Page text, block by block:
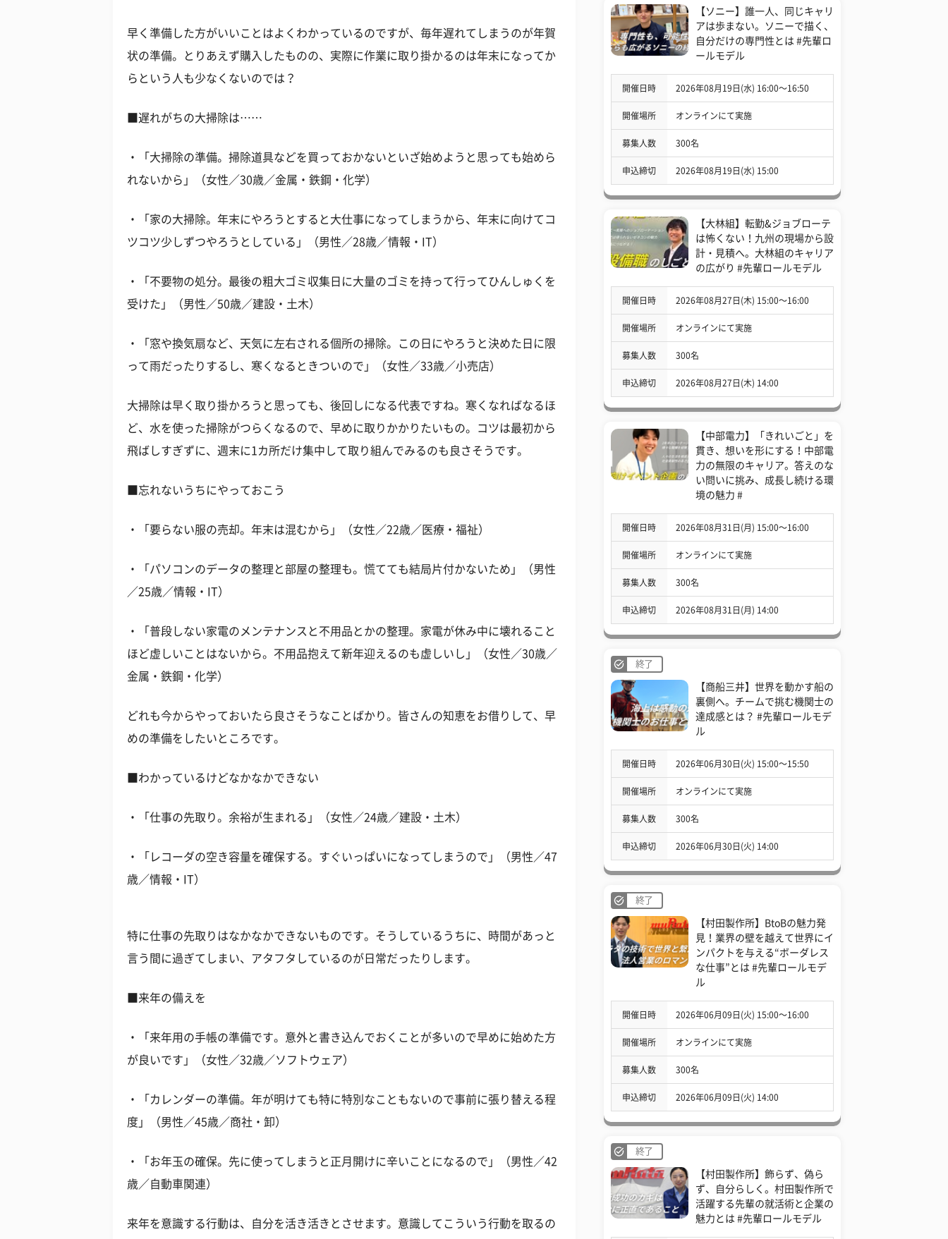
早く準備した方がいいことはよくわかっているのですが、毎年遅れてしまうのが年賀
状の準備。とりあえず購入したものの、実際に作業に取り掛かるのは年末になってか
らという人も少なくないのでは？
■遅れがちの大掃除は……
・「大掃除の準備。掃除道具などを買っておかないといざ始めようと思っても始めら
れないから」（女性／30歳／金属・鉄鋼・化学）
・「家の大掃除。年末にやろうとすると大仕事になってしまうから、年末に向けてコ
ツコツ少しずつやろうとしている」（男性／28歳／情報・IT）
・「不要物の処分。最後の粗大ゴミ収集日に大量のゴミを持って行ってひんしゅくを
受けた」（男性／50歳／建設・土木）
・「窓や換気扇など、天気に左右される個所の掃除。この日にやろうと決めた日に限
って雨だったりするし、寒くなるときついので」（女性／33歳／小売店）
大掃除は早く取り掛かろうと思っても、後回しになる代表ですね。寒くなればなるほ
ど、水を使った掃除がつらくなるので、早めに取りかかりたいもの。コツは最初から
飛ばしすぎずに、週末に1カ所だけ集中して取り組んでみるのも良さそうです。
■忘れないうちにやっておこう
・「要らない服の売却。年末は混むから」（女性／22歳／医療・福祉）
・「パソコンのデータの整理と部屋の整理も。慌てても結局片付かないため」（男性
／25歳／情報・IT）
・「普段しない家電のメンテナンスと不用品とかの整理。家電が休み中に壊れること
ほど虚しいことはないから。不用品抱えて新年迎えるのも虚しいし」（女性／30歳／
金属・鉄鋼・化学）
どれも今からやっておいたら良さそうなことばかり。皆さんの知恵をお借りして、早
めの準備をしたいところです。
■わかっているけどなかなかできない
・「仕事の先取り。余裕が生まれる」（女性／24歳／建設・土木）
・「レコーダの空き容量を確保する。すぐいっぱいになってしまうので」（男性／47
歳／情報・IT）
特に仕事の先取りはなかなかできないものです。そうしているうちに、時間があっと
言う間に過ぎてしまい、アタフタしているのが日常だったりします。
■来年の備えを
・「来年用の手帳の準備です。意外と書き込んでおくことが多いので早めに始めた方
が良いです」（女性／32歳／ソフトウェア）
・「カレンダーの準備。年が明けても特に特別なこともないので事前に張り替える程
度」（男性／45歳／商社・卸）
・「お年玉の確保。先に使ってしまうと正月開けに辛いことになるので」（男性／42
歳／自動車関連）
来年を意識する行動は、自分を活き活きとさせます。意識してこういう行動を取るの
【ソニー】誰一人、同じキャリ
アは歩まない。ソニーで描く、
自分だけの専門性とは #先輩ロ
ールモデル
開催日時 2026年08月19日(水) 16:00〜16:50
開催場所 オンラインにて実施
募集人数 300名
申込締切 2026年08月19日(水) 15:00
【大林組】転勤&ジョブローテ
は怖くない！九州の現場から設
計・見積へ。大林組のキャリア
の広がり #先輩ロールモデル
開催日時 2026年08月27日(木) 15:00〜16:00
開催場所 オンラインにて実施
募集人数 300名
申込締切 2026年08月27日(木) 14:00
【中部電力】「きれいごと」を
貫き、想いを形にする！中部電
力の無限のキャリア。答えのな
い問いに挑み、成長し続ける環
境の魅力 #
開催日時 2026年08月31日(月) 15:00〜16:00
開催場所 オンラインにて実施
募集人数 300名
申込締切 2026年08月31日(月) 14:00
終了
【商船三井】世界を動かす船の
裏側へ。チームで挑む機関士の
達成感とは？ #先輩ロールモデ
ル
開催日時 2026年06月30日(火) 15:00〜15:50
開催場所 オンラインにて実施
募集人数 300名
申込締切 2026年06月30日(火) 14:00
終了
【村田製作所】BtoBの魅力発
見！業界の壁を越えて世界にイ
ンパクトを与える“ボーダレス
な仕事”とは #先輩ロールモデ
ル
開催日時 2026年06月09日(火) 15:00〜16:00
開催場所 オンラインにて実施
募集人数 300名
申込締切 2026年06月09日(火) 14:00
終了
【村田製作所】飾らず、偽ら
ず、自分らしく。村田製作所で
活躍する先輩の就活術と企業の
魅力とは #先輩ロールモデル